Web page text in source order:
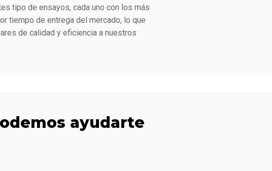
tipo de ensayos, cada uno con los más
tiempo de entrega del mercado, lo que
de calidad y eficiencia a nuestros
ayudarte